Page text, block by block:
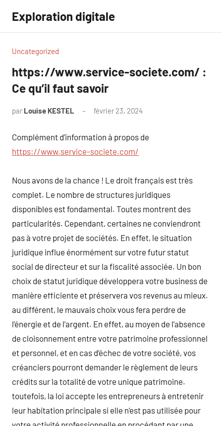
contenu
Exploration digitale
Uncategorized
https://www.service-societe.com/ :
Ce qu’il faut savoir
par Louise KESTEL février 23, 2024
Complément d’information à propos de
https://www.service-societe.com/
Nous avons de la chance ! Le droit français est très
complet. Le nombre de structures juridiques
disponibles est fondamental. Toutes montrent des
particularités. Cependant, certaines ne conviendront
pas à votre projet de sociétés. En effet, le situation
juridique influe énormément sur votre futur statut
social de directeur et sur la fiscalité associée. Un bon
choix de statut juridique développera votre business de
manière efficiente et préservera vos revenus au mieux.
au différent, le mauvais choix vous fera perdre de
l’énergie et de l’argent. En effet, au moyen de l’absence
de cloisonnement entre votre patrimoine professionnel
et personnel, et en cas d’échec de votre société, vos
créanciers pourront demander le règlement de leurs
crédits sur la totalité de votre unique patrimoine.
toutefois, la loi accepte les entrepreneurs à entretenir
leur habitation principale si elle n’est pas utilisée pour